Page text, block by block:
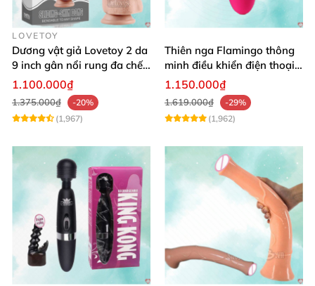
LOVETOY
Dương vật giả Lovetoy 2 da
9 inch gân nổi rung đa chế
độ thú vị
1.100.000₫
1.375.000₫
-20%
(1,967)
Thiên nga Flamingo thông
minh điều khiển điện thoại
tiện lợi
1.150.000₫
1.619.000₫
-29%
(1,962)